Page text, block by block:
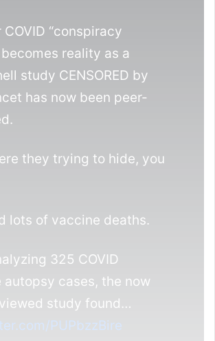
“conspiracy
reality as a
study CENSORED by
has now been peer-
they trying to hide, you
lots of vaccine deaths.
325 COVID
autopsy cases, the now
study found…
PUPbzzBire